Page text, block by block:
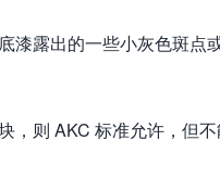
漆露出的一些小灰色斑点
，则 AKC 标准允许，但